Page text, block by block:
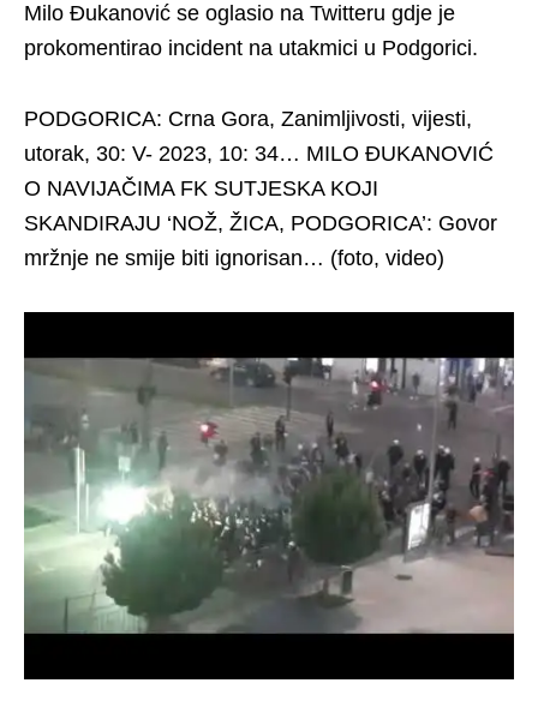
Milo Đukanović se oglasio na Twitteru gdje je
prokomentirao incident na utakmici u Podgorici.
PODGORICA: Crna Gora, Zanimljivosti, vijesti,
utorak, 30: V- 2023, 10: 34… MILO ĐUKANOVIĆ
O NAVIJAČIMA FK SUTJESKA KOJI
SKANDIRAJU ‘NOŽ, ŽICA, PODGORICA’: Govor
mržnje ne smije biti ignorisan… (foto, video)